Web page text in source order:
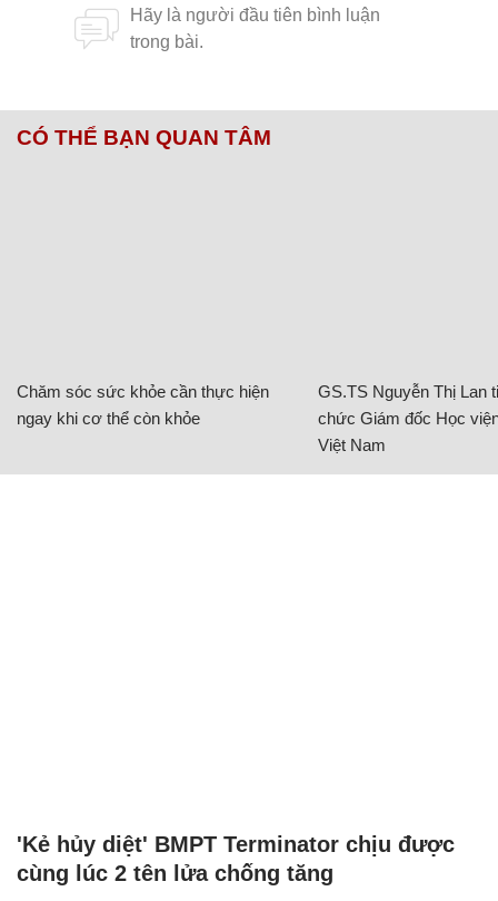
CÓ THỂ BẠN QUAN TÂM
Chăm sóc sức khỏe cần thực hiện
ngay khi cơ thể còn khỏe
GS.TS Nguyễn Thị Lan
chức Giám đốc Học
Việt Nam
'Kẻ hủy diệt' BMPT Terminator chịu được
cùng lúc 2 tên lửa chống tăng